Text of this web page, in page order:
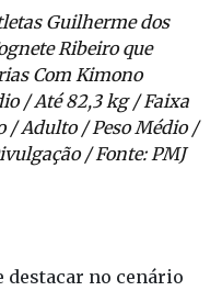
Guilherme dos
Ribeiro que
Com Kimono
/ Até 82,3 kg / Faixa
/ Adulto / Peso Médio /
/ Fonte: PMJ
destacar no cenário